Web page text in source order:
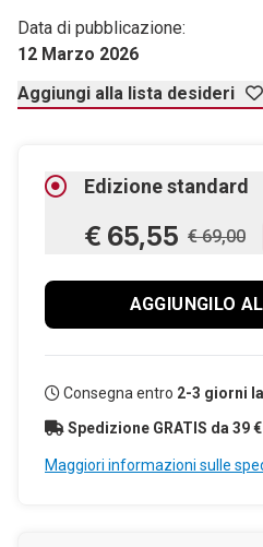
Data di pubblicazione:
12 Marzo 2026
Aggiungi alla lista desideri
Edizione standard
€ 65,55 € 69,00
AGGIUNGILO
Consegna entro 2-3 giorni
Spedizione GRATIS da 39 €
Maggiori informazioni sulle